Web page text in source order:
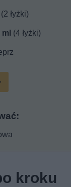
(2 łyżki)
ml (4 łyżki)
kroku